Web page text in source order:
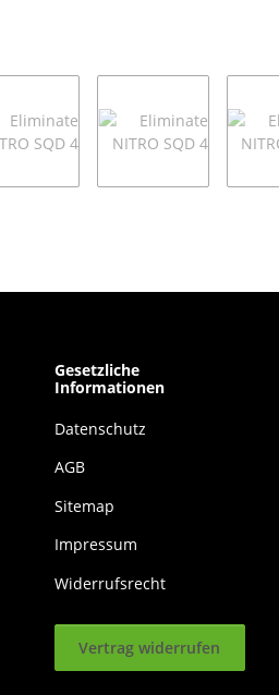
Gesetzliche
Informationen
Datenschutz
AGB
Sitemap
Impressum
Widerrufsrecht
Vertrag widerrufen